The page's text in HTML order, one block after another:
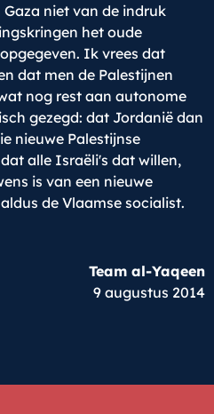
niet van de indruk
het oude
Ik vrees dat
dat men de Palestijnen
nog rest aan autonome
gezegd: dat Jordanië dan
nieuwe Palestijnse
alle Israëli's dat willen,
is van een nieuwe
de Vlaamse socialist.
Team al-Yaqeen
9 augustus 2014